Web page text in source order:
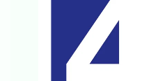
Никакого
04 августа 2026
Без риска для